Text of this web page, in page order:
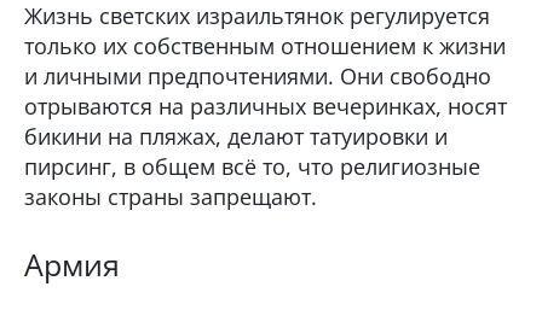
Жизнь светских израильтянок регулируется
только их собственным отношением к жизни
и личными предпочтениями. Они свободно
отрываются на различных вечеринках, носят
бикини на пляжах, делают татуировки и
пирсинг, в общем всё то, что религиозные
законы страны запрещают.
Армия